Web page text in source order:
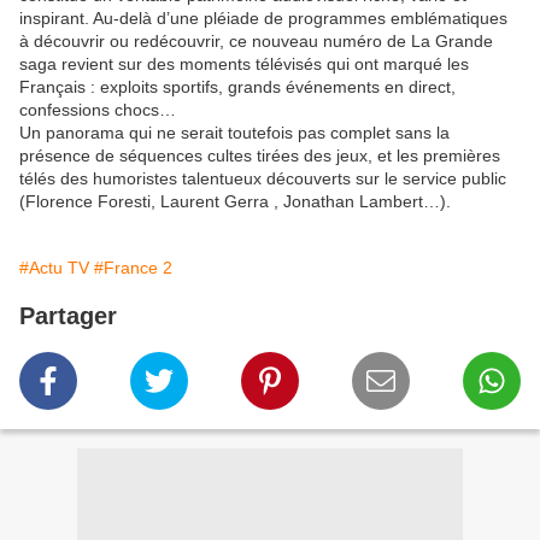
inspirant. Au-delà d’une pléiade de programmes emblématiques
à découvrir ou redécouvrir, ce nouveau numéro de La Grande
saga revient sur des moments télévisés qui ont marqué les
Français : exploits sportifs, grands événements en direct,
confessions chocs…
Un panorama qui ne serait toutefois pas complet sans la
présence de séquences cultes tirées des jeux, et les premières
télés des humoristes talentueux découverts sur le service public
(Florence Foresti, Laurent Gerra , Jonathan Lambert…).
#Actu TV #France 2
Partager